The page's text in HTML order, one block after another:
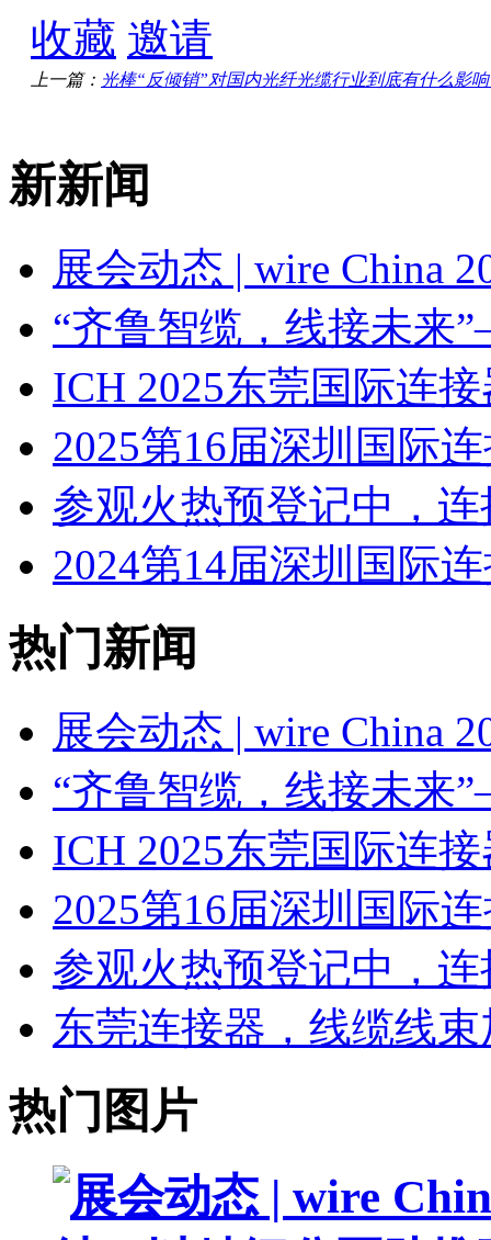
收藏 邀请
上一篇： 光棒“反倾销”对国内光纤光缆行业到底有什么影响
新新闻
展会动态 | wire China
“齐鲁智缆，线接未来
ICH 2025东莞国际连
2025第16届深圳国际
参观火热预登记中，
2024第14届深圳国际
热门新闻
展会动态 | wire China
“齐鲁智缆，线接未来
ICH 2025东莞国际连
2025第16届深圳国际
参观火热预登记中，
东莞连接器，线缆线
热门图片